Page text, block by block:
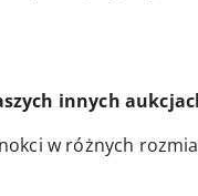
innych
w różnych